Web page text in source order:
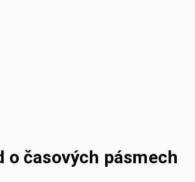
o časových pásmech